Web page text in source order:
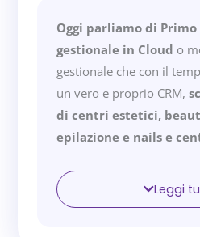
Oggi parliamo di
gestionale in Cloud o
gestionale che con il
un vero e proprio CRM,
di centri estetici,
epilazione e nails e
semplificare e
degli appuntamenti,
Leggi